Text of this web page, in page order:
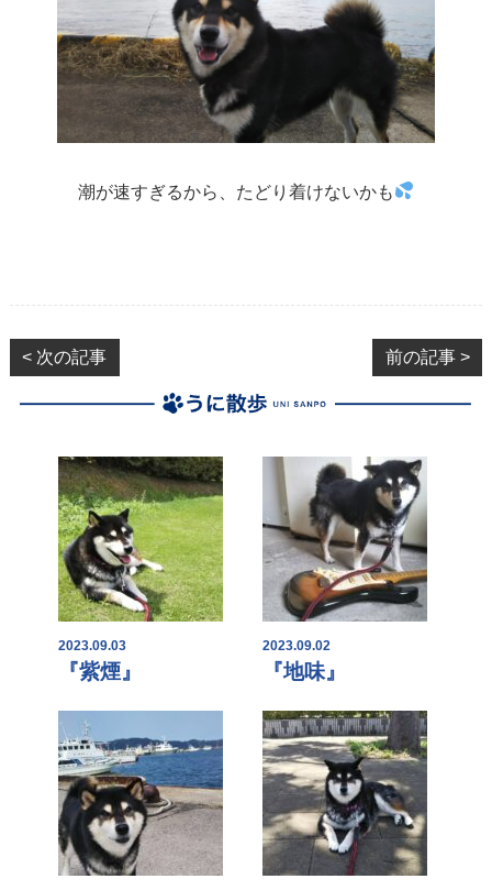
潮が速すぎるから、たどり着けないかも
< 次の記事 前の記事 >
2023.09.03
『紫煙』
2023.09.02
『地味』